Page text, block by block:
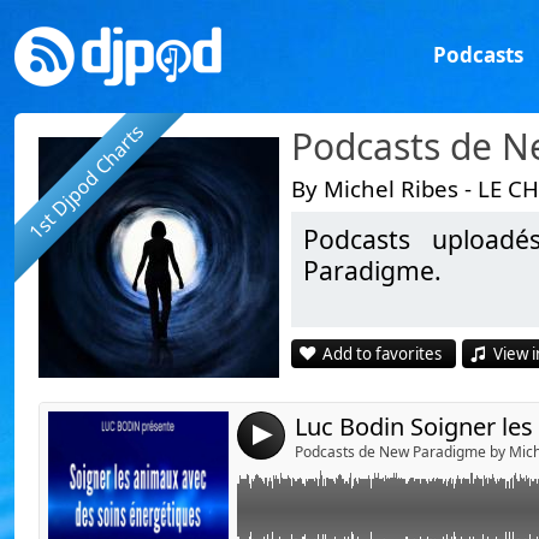
Podcasts
1st Djpod Charts Podcasts de
By Michel Ribes - LE
Podcasts
Paradigme.
De Lulumineuse,
De Conrad.Ca,
De Gregory
De Michel
https://
Add to favorites View
4 Podcasts de New Paradigme by
Widget:
Share:
Send by
Luc Bodin Soigner les animaux avec des
https://youtu.be/Fj6EbxraOkA